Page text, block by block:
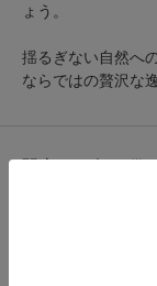
ょう。
揺るぎない自然へ
ならではの贅沢な
こ